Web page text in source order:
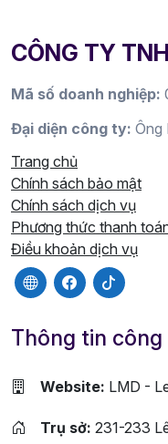
CÔNG TY
Mã số doanh nghiệp:
Đại diện công ty: Ông
Trang chủ
Chính sách bảo mật
Chính sách dịch vụ
Phương thức thanh
Điều khoản dịch vụ
Thông tin
Website: LMD -
Trụ sở: 231-233